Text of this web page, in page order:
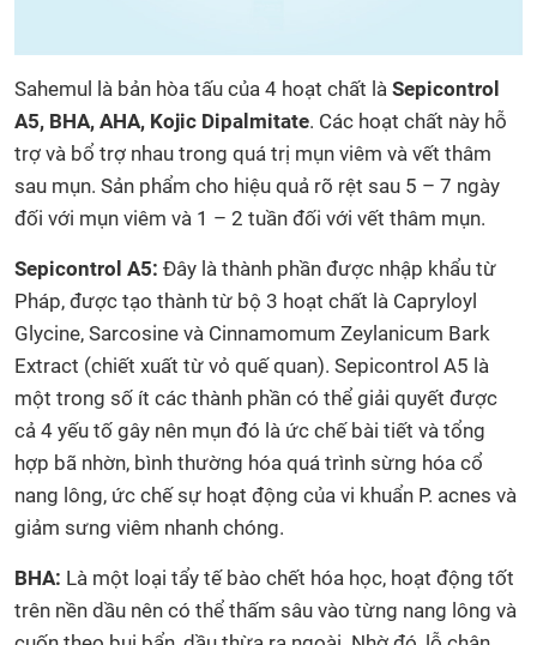
Sahemul là bản hòa tấu của 4 hoạt chất là Sepicontrol
A5, BHA, AHA, Kojic Dipalmitate. Các hoạt chất này hỗ
trợ và bổ trợ nhau trong quá trị mụn viêm và vết thâm
sau mụn. Sản phẩm cho hiệu quả rõ rệt sau 5 – 7 ngày
đối với mụn viêm và 1 – 2 tuần đối với vết thâm mụn.
Sepicontrol A5: Đây là thành phần được nhập khẩu từ
Pháp, được tạo thành từ bộ 3 hoạt chất là Capryloyl
Glycine, Sarcosine và Cinnamomum Zeylanicum Bark
Extract (chiết xuất từ vỏ quế quan). Sepicontrol A5 là
một trong số ít các thành phần có thể giải quyết được
cả 4 yếu tố gây nên mụn đó là ức chế bài tiết và tổng
hợp bã nhờn, bình thường hóa quá trình sừng hóa cổ
nang lông, ức chế sự hoạt động của vi khuẩn P. acnes và
giảm sưng viêm nhanh chóng.
BHA: Là một loại tẩy tế bào chết hóa học, hoạt động tốt
trên nền dầu nên có thể thấm sâu vào từng nang lông và